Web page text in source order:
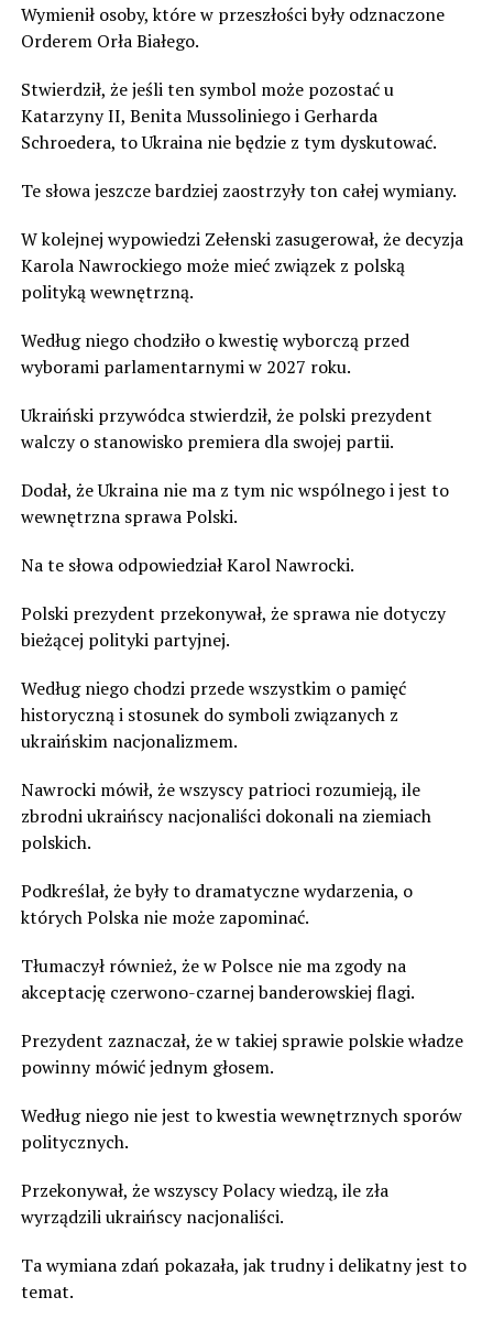
Wymienił osoby, które w przeszłości były odznaczone
Orderem Orła Białego.
Stwierdził, że jeśli ten symbol może pozostać u
Katarzyny II, Benita Mussoliniego i Gerharda
Schroedera, to Ukraina nie będzie z tym dyskutować.
Te słowa jeszcze bardziej zaostrzyły ton całej wymiany.
W kolejnej wypowiedzi Zełenski zasugerował, że decyzja
Karola Nawrockiego może mieć związek z polską
polityką wewnętrzną.
Według niego chodziło o kwestię wyborczą przed
wyborami parlamentarnymi w 2027 roku.
Ukraiński przywódca stwierdził, że polski prezydent
walczy o stanowisko premiera dla swojej partii.
Dodał, że Ukraina nie ma z tym nic wspólnego i jest to
wewnętrzna sprawa Polski.
Na te słowa odpowiedział Karol Nawrocki.
Polski prezydent przekonywał, że sprawa nie dotyczy
bieżącej polityki partyjnej.
Według niego chodzi przede wszystkim o pamięć
historyczną i stosunek do symboli związanych z
ukraińskim nacjonalizmem.
Nawrocki mówił, że wszyscy patrioci rozumieją, ile
zbrodni ukraińscy nacjonaliści dokonali na ziemiach
polskich.
Podkreślał, że były to dramatyczne wydarzenia, o
których Polska nie może zapominać.
Tłumaczył również, że w Polsce nie ma zgody na
akceptację czerwono-czarnej banderowskiej flagi.
Prezydent zaznaczał, że w takiej sprawie polskie władze
powinny mówić jednym głosem.
Według niego nie jest to kwestia wewnętrznych sporów
politycznych.
Przekonywał, że wszyscy Polacy wiedzą, ile zła
wyrządzili ukraińscy nacjonaliści.
Ta wymiana zdań pokazała, jak trudny i delikatny jest to
temat.